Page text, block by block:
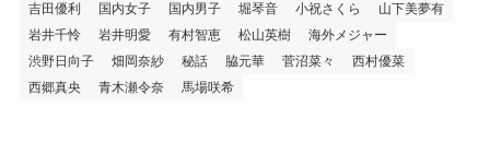
吉田優利
国内女子 国内男子 堀琴音 小祝さくら
山下美夢有
岩井千怜
岩井明愛 有村智恵 松山英樹
海外メジャー
渋野日向子
畑岡奈紗 秘話 脇元華 菅沼菜々
西村優菜
西郷真央
青木瀬令奈 馬場咲希